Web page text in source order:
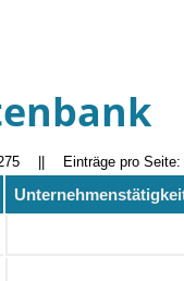
Einträge pro Seite: